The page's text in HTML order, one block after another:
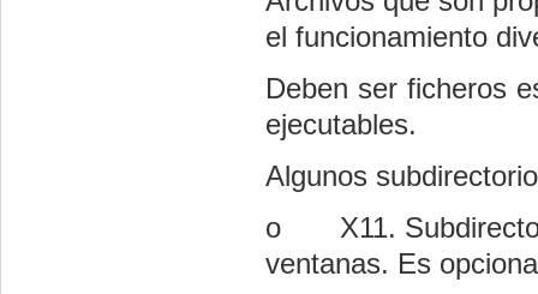
el funcionamiento
Deben ser ficheros
ejecutables.
Algunos
o
X11.
ventanas. Es